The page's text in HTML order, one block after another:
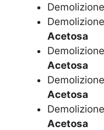
Acetosa
Acetosa
Acetosa
Acetosa